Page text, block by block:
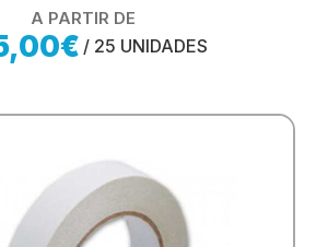
A PARTIR DE
/ 25 UNIDADES